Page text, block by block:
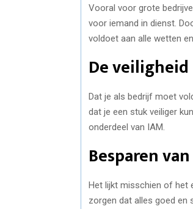
Vooral voor grote
voor iemand in dienst.
voldoet aan alle wetten
De veiligheid
Dat je als bedrijf moet
dat je een stuk veiliger
onderdeel van IAM.
Besparen
Het lijkt misschien of het
zorgen dat alles goed en